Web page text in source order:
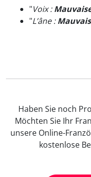
"Voix :
"L’âne :Mauvais
Haben Sie noch
Möchten Sie Ihr
unsere Online-
kostenlose